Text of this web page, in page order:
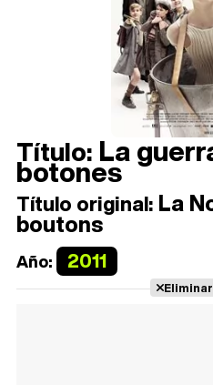
Título: La
botones
Título original: La
boutons
Año: 2011